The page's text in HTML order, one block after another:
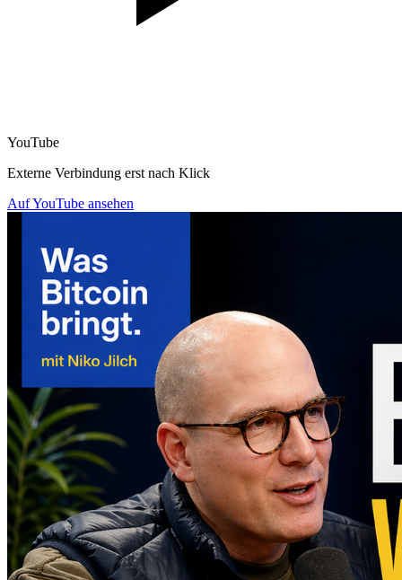
YouTube
Externe Verbindung erst nach Klick
Auf YouTube ansehen